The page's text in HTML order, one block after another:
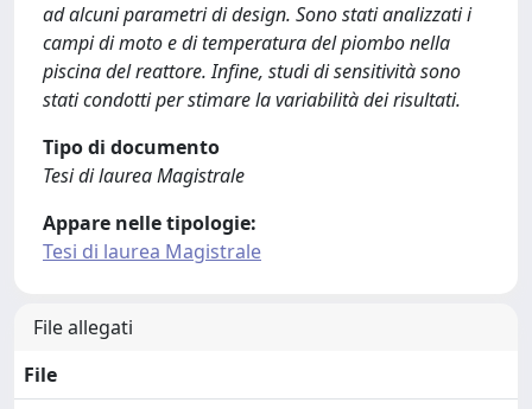
ad alcuni parametri di design. Sono stati analizzati i
campi di moto e di temperatura del piombo nella
piscina del reattore. Infine, studi di sensitività sono
stati condotti per stimare la variabilità dei risultati.
Tipo di documento
Tesi di laurea Magistrale
Appare nelle tipologie:
Tesi di laurea Magistrale
File allegati
File